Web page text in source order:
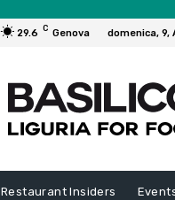
29.6 C Genova domenica, 9,
Restaurant Insiders